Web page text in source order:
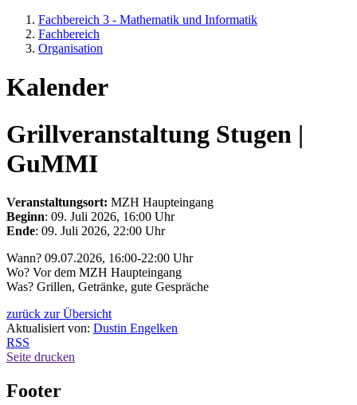
Fachbereich 3 - Mathematik und Informatik
Fachbereich
Organisation
Kalender
Grillveranstaltung Stugen |
GuMMI
Veranstaltungsort: MZH Haupteingang
Beginn: 09. Juli 2026, 16:00 Uhr
Ende: 09. Juli 2026, 22:00 Uhr
Wann? 09.07.2026, 16:00-22:00 Uhr
Wo? Vor dem MZH Haupteingang
Was? Grillen, Getränke, gute Gespräche
zurück zur Übersicht
Aktualisiert von: Dustin Engelken
RSS
Seite drucken
Footer